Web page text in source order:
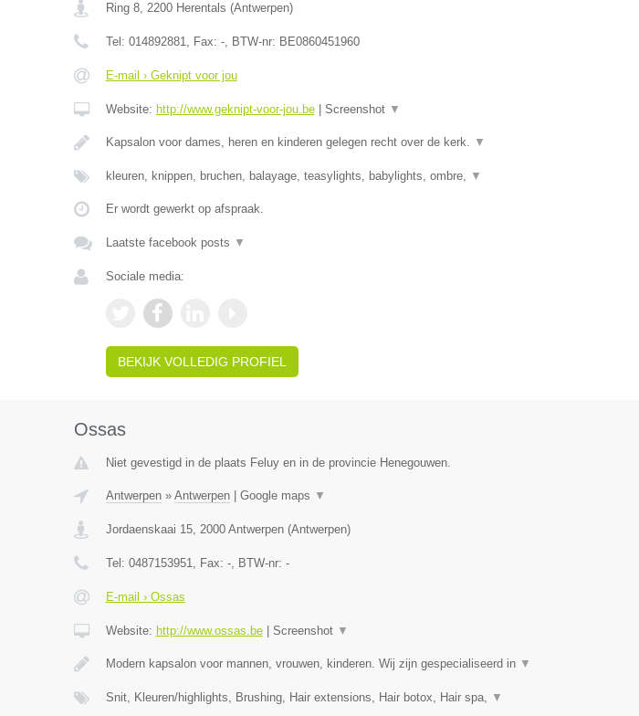
Ring 8, 2200 Herentals (Antwerpen)
Tel: 014892881, Fax: -, BTW-nr: BE0860451960
E-mail › Geknipt voor jou
Website: http://www.geknipt-voor-jou.be| Screenshot ▼
Kapsalon voor dames, heren en kinderen gelegen recht over de kerk. ▼
kleuren, knippen, bruchen, balayage, teasylights, babylights, ombre, ▼
Er wordt gewerkt op afspraak.
Laatste facebook posts ▼
Sociale media:
BEKIJK VOLLEDIG PROFIEL
Ossas
Niet gevestigd in de plaats Feluy en in de provincie Henegouwen.
Antwerpen» Antwerpen| Google maps ▼
Jordaenskaai 15, 2000 Antwerpen(Antwerpen)
Tel: 0487153951, Fax: -, BTW-nr: -
E-mail › Ossas
Website: http://www.ossas.be| Screenshot ▼
Modern kapsalon voor mannen, vrouwen, kinderen. Wij zijn gespecialiseerd in ▼
Snit, Kleuren/highlights, Brushing, Hair extensions, Hair botox, Hair spa, ▼